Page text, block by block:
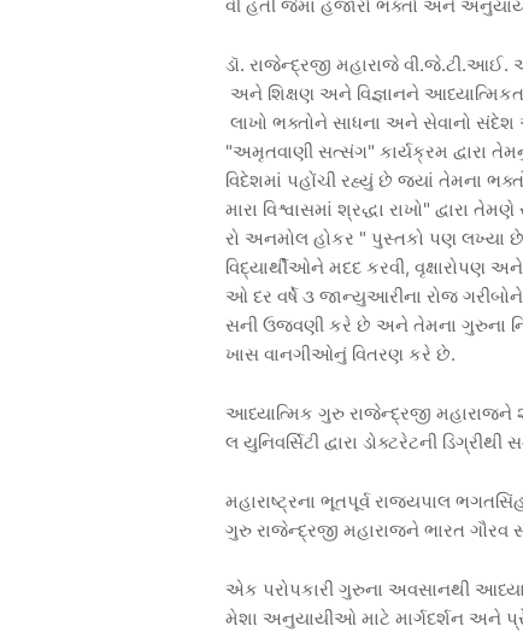
વી હતી જેમાં હજારો ભક્તો અને
ડૉ. રાજેન્દ્રજી મહારાજે વી.જે.ટી.આઈ.
અને શિક્ષણ અને વિજ્ઞાનને
લાખો ભક્તોને સાધના અને સેવાનો સંદેશ
"અમૃતવાણી સત્સંગ" કાર્યક્રમ દ્વારા
વિદેશમાં પહોંચી રહ્યું છે જ્યાં તેમના
મારા વિશ્વાસમાં શ્રદ્ધા રાખો" દ્વારા તેમણે
રો અનમોલ હોકર " પુસ્તકો પણ લખ્યા છે
વિદ્યાર્થીઓને મદદ કરવી, વૃક્ષારોપણ અને
ઓ દર વર્ષે ૩ જાન્યુઆરીના રોજ ગરીબોને
સની ઉજવણી કરે છે અને તેમના ગુરુના
ખાસ વાનગીઓનું વિતરણ કરે છે.
આધ્યાત્મિક ગુરુ રાજેન્દ્રજી મહારાજને
લ યુનિવર્સિટી દ્વારા ડોક્ટરેટની ડિગ્રીથી
મહારાષ્ટ્રના ભૂતપૂર્વ રાજ્યપાલ ભગતસિંહ
ગુરુ રાજેન્દ્રજી મહારાજને ભારત ગૌરવ
એક પરોપકારી ગુરુના અવસાનથી
મેશા અનુયાયીઓ માટે માર્ગદર્શન અને